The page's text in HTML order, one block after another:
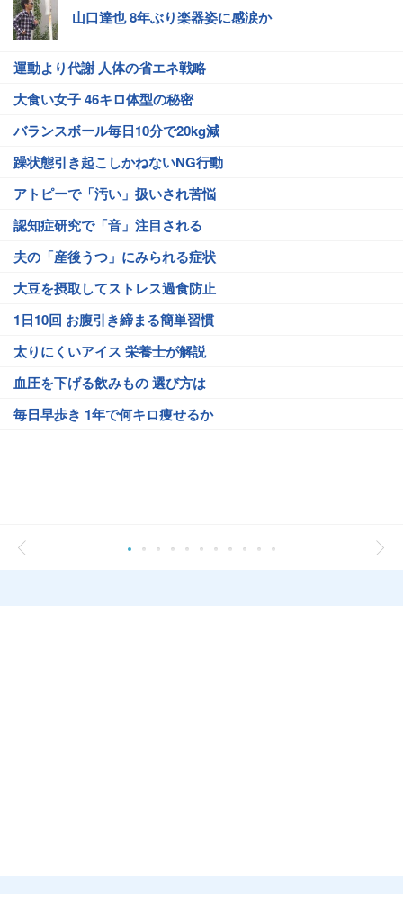
山口達也 8年ぶり楽器姿に感涙か
運動より代謝 人体の省エネ戦略
大食い女子 46キロ体型の秘密
バランスボール毎日10分で20kg減
躁状態引き起こしかねないNG行動
アトピーで「汚い」扱いされ苦悩
認知症研究で「音」注目される
夫の「産後うつ」にみられる症状
大豆を摂取してストレス過食防止
1日10回 お腹引き締まる簡単習慣
太りにくいアイス 栄養士が解説
血圧を下げる飲みもの 選び方は
毎日早歩き 1年で何キロ痩せるか